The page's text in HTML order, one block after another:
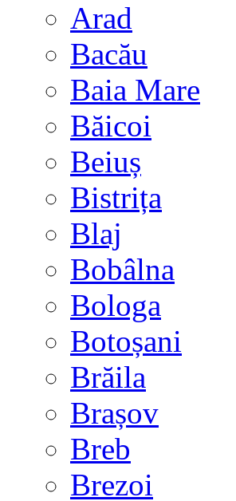
Arad
Bacău
Baia Mare
Băicoi
Beiuș
Bistrița
Blaj
Bobâlna
Bologa
Botoșani
Brăila
Brașov
Breb
Brezoi